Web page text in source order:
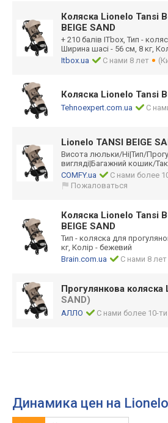
Коляска Lionelo Tansi
BEIGE SAND
+ 210 балів ITbox, Тип -
Ширина шасі - 56 см, 8 кг,
Itbox.ua
С нами 8 лет
Коляска Lionelo Tansi
Tehnoexpert.com.ua С
Lionelo TANSI BEIGE
Висота люльки/Ні|Тип/П
вигляді|Багажний кошик/
COMFY.ua
С нами более
Пожаловаться
Коляска Lionelo Tansi
BEIGE SAND
Тип - коляска для
кг, Колір - бежевий
Brain.com.ua
С нами 8 лет
Прогулянкова коляска
SAND)
АЛЛО С нами более 10-
Динамика цен на